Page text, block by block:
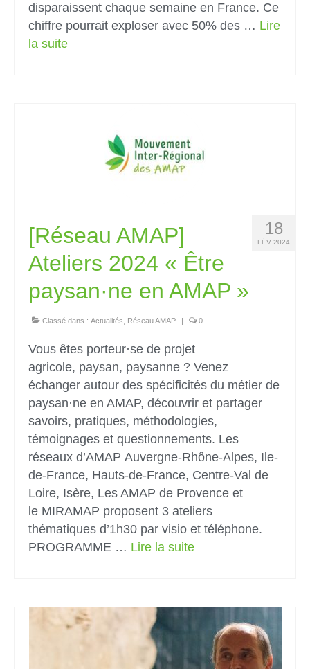
disparaissent chaque semaine en France. Ce
chiffre pourrait exploser avec 50% des … Lire
la suite­­
18
FÉV 2024
[Réseau AMAP]
Ateliers 2024 « Être
paysan·ne en AMAP »
Classé dans : Actualités Réseau AMAP 0
Vous êtes porteur·se de projet
agricole, paysan, paysanne ? Venez
échanger autour des spécificités du métier de
paysan·ne en AMAP, découvrir et partager
savoirs, pratiques, méthodologies,
témoignages et questionnements. Les
réseaux d’AMAP Auvergne-Rhône-Alpes, Ile-
de-France, Hauts-de-France, Centre-Val de
Loire, Isère, Les AMAP de Provence et
le MIRAMAP proposent 3 ateliers
thématiques d’1h30 par visio et téléphone.
PROGRAMME … Lire la suite­­